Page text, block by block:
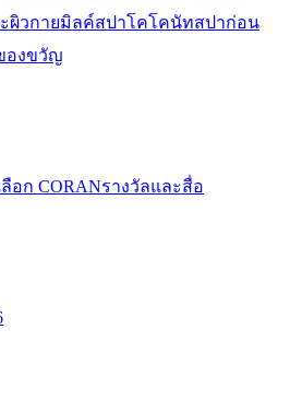
ผิวกายมิลค์สปาโคโคนัทสปาก่อน
องขวัญ
อก CORANรางวัลและสื่อ